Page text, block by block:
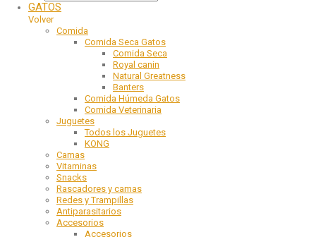
GATOS
Volver
Comida
Comida Seca Gatos
Comida Seca
Royal canin
Natural Greatness
Banters
Comida Húmeda Gatos
Comida Veterinaria
Juguetes
Todos los Juguetes
KONG
Camas
Vitaminas
Snacks
Rascadores y camas
Redes y Trampillas
Antiparasitarios
Accesorios
Accesorios